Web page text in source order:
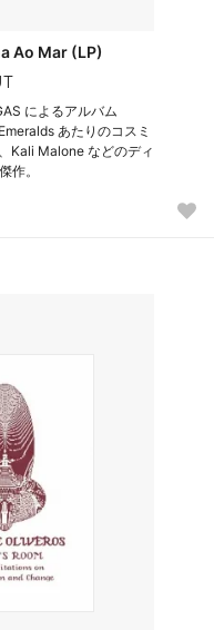
Ao Mar (LP)
によるアルバム
あたりのコスミ
Kali Malone などのディ
作。